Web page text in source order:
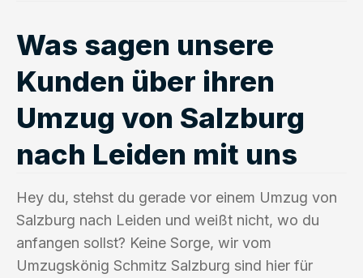
Was sagen unsere
Kunden über ihren
Umzug von Salzburg
nach Leiden mit uns
Hey du, stehst du gerade vor einem Umzug von
Salzburg nach Leiden und weißt nicht, wo du
anfangen sollst? Keine Sorge, wir vom
Umzugskönig Schmitz Salzburg sind hier für